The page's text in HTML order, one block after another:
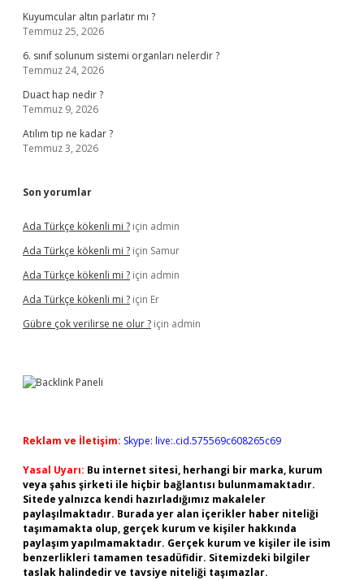
Kuyumcular altın parlatır mı ?
Temmuz 25, 2026
6. sınıf solunum sistemi organları nelerdir ?
Temmuz 24, 2026
Duact hap nedir ?
Temmuz 9, 2026
Atılım tıp ne kadar ?
Temmuz 3, 2026
Son yorumlar
Ada Türkçe kökenli mi ? için admin
Ada Türkçe kökenli mi ? için Samur
Ada Türkçe kökenli mi ? için admin
Ada Türkçe kökenli mi ? için Er
Gübre çok verilirse ne olur ? için admin
Reklam ve İletişim: Skype: live:.cid.575569c608265c69
Yasal Uyarı: Bu internet sitesi, herhangi bir marka, kurum
veya şahıs şirketi ile hiçbir bağlantısı bulunmamaktadır.
Sitede yalnızca kendi hazırladığımız makaleler
paylaşılmaktadır. Burada yer alan içerikler haber niteliği
taşımamakta olup, gerçek kurum ve kişiler hakkında
paylaşım yapılmamaktadır. Gerçek kurum ve kişiler ile isim
benzerlikleri tamamen tesadüfidir. Sitemizdeki bilgiler
taslak halindedir ve tavsiye niteliği taşımazlar.